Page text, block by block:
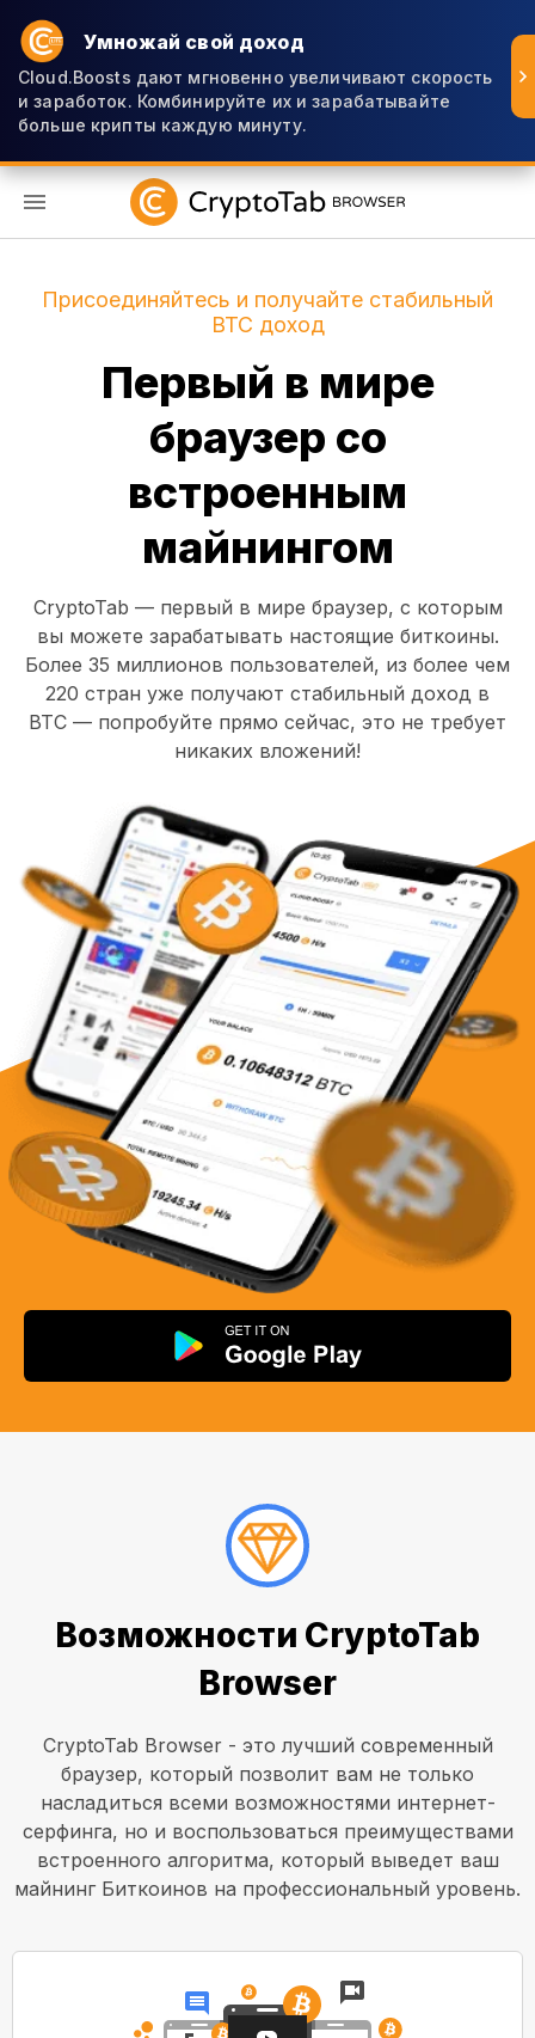
Умножай свой доход
Cloud.Boosts дают мгновенно увеличивают скорость
и заработок. Комбинируйте их и зарабатывайте
больше крипты каждую минуту.
Присоединяйтесь и получайте стабильный
BTC доход
Первый в мире
браузер со
встроенным
майнингом
CryptoTab — первый в мире браузер, с которым
вы можете зарабатывать настоящие биткоины.
Более 35 миллионов пользователей, из более чем
220 стран уже получают стабильный доход в
BTC — попробуйте прямо сейчас, это не требует
никаких вложений!
Возможности CryptoTab
Browser
CryptoTab Browser - это лучший современный
браузер, который позволит вам не только
насладиться всеми возможностями интернет-
серфинга, но и воспользоваться преимуществами
встроенного алгоритма, который выведет ваш
майнинг Биткоинов на профессиональный уровень.